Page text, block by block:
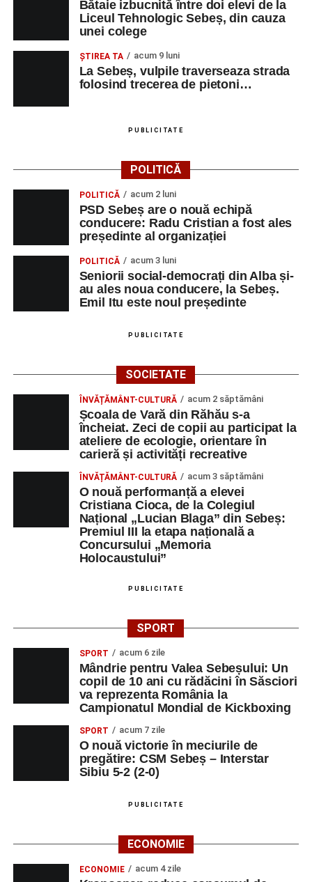
Irina Indrei – pian
Robert Indrei – bandoneon
Milena Vădan – vioară
Emanuel Elcean – contrabas
Adrian Lup – violoncel
Vlad Dordea.
Piața Primăriei
Orele 17.00–20.00– Punct oficial de înscrieri și informații
SÂMBĂTĂ, 22 AUGUST 2026
Platoul Centrului Cultural „Lucian
Blaga” Sebeș
(Race Office) pentru competiția„Cicloaventurier de
Râpa Roșie
Orele 17.00–20.00
– Antrenamente libere pe traseul de
Centrul Cultural „Lucian Blaga”
Sebeș – Sala de spectacole
– Proiecție cinematografică:
Gabi Virginia Șarga și Cătălin Rotaru, producător Gabi
DUMINICĂ, 23 AUGUST 2026
Râpa Roșie
„Cicloaventurier de Sebeș”
al competiției MTB pentru copii.
LUNI, 24 AUGUST 2026
Ora 18.00– Activități recreative pentru copii, susținute de
trupele de teatru„Gepetto”și„Pied Piper”
Bătaie izbucnită între doi elevi de la
Liceul Tehnologic Sebeș, din cauza
unei colege
ŞTIREA TA acum 9 luni
La Sebeș, vulpile traverseaza strada
folosind trecerea de pietoni…
PUBLICITATE
POLITICĂ
POLITICĂ acum 2 luni
PSD Sebeș are o nouă echipă
conducere: Radu Cristian a fost ales
președinte al organizației
POLITICĂ acum 3 luni
Seniorii social-democrați din Alba și-
au ales noua conducere, la Sebeș.
Emil Itu este noul președinte
PUBLICITATE
SOCIETATE
ÎNVĂȚĂMÂNT-CULTURĂ acum 2 săptămâni
Școala de Vară din Răhău s-a
încheiat. Zeci de copii au participat la
ateliere de ecologie, orientare în
carieră și activități recreative
ÎNVĂȚĂMÂNT-CULTURĂ acum 3 săptămâni
O nouă performanță a elevei
Cristiana Cioca, de la Colegiul
Național „Lucian Blaga” din Sebeș:
Premiul III la etapa națională a
Concursului „Memoria
Holocaustului”
PUBLICITATE
SPORT
SPORT acum 6 zile
Mândrie pentru Valea Sebeșului: Un
copil de 10 ani cu rădăcini în Săsciori
va reprezenta România la
Campionatul Mondial de Kickboxing
SPORT acum 7 zile
O nouă victorie în meciurile de
pregătire: CSM Sebeș – Interstar
Sibiu 5-2 (2-0)
PUBLICITATE
ECONOMIE
ECONOMIE acum 4 zile